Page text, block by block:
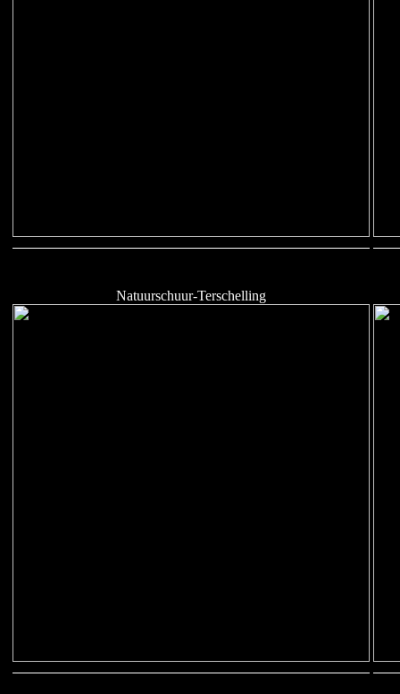
Natuurschuur-Terschelling